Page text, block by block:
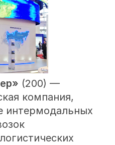
» (200) —
компания,
интермодальных